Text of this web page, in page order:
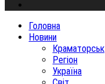
Головна
Новини
Краматорськ
Регіон
Україна